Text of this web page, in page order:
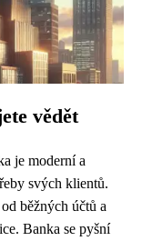
vědět
je moderní a
svých klientů.
běžných účtů a
Banka se pyšní